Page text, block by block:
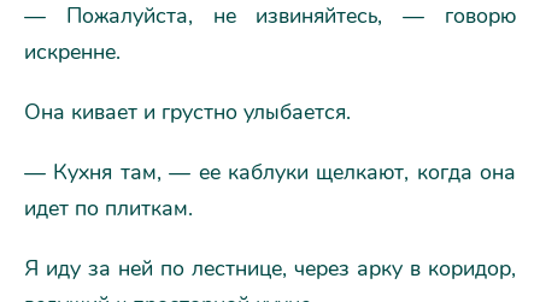
— Пожалуйста, не извиняйтесь, — говорю
искренне.
Она кивает и грустно улыбается.
— Кухня там, — ее каблуки щелкают, когда она
идет по плиткам.
Я иду за ней по лестнице, через арку в коридор,